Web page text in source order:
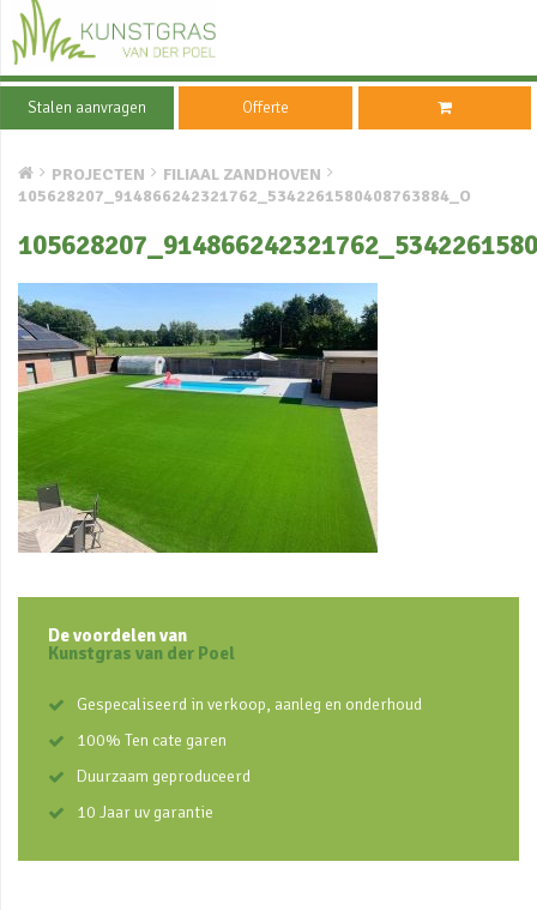
Stalen aanvragen Offerte
PROJECTEN
FILIAAL ZANDHOVEN
105628207_914866242321762_5342261580408763884_O
De voordelen van
Kunstgras van der Poel
Gespecaliseerd in verkoop, aanleg en onderhoud
100% Ten cate garen
Duurzaam geproduceerd
10 Jaar uv garantie